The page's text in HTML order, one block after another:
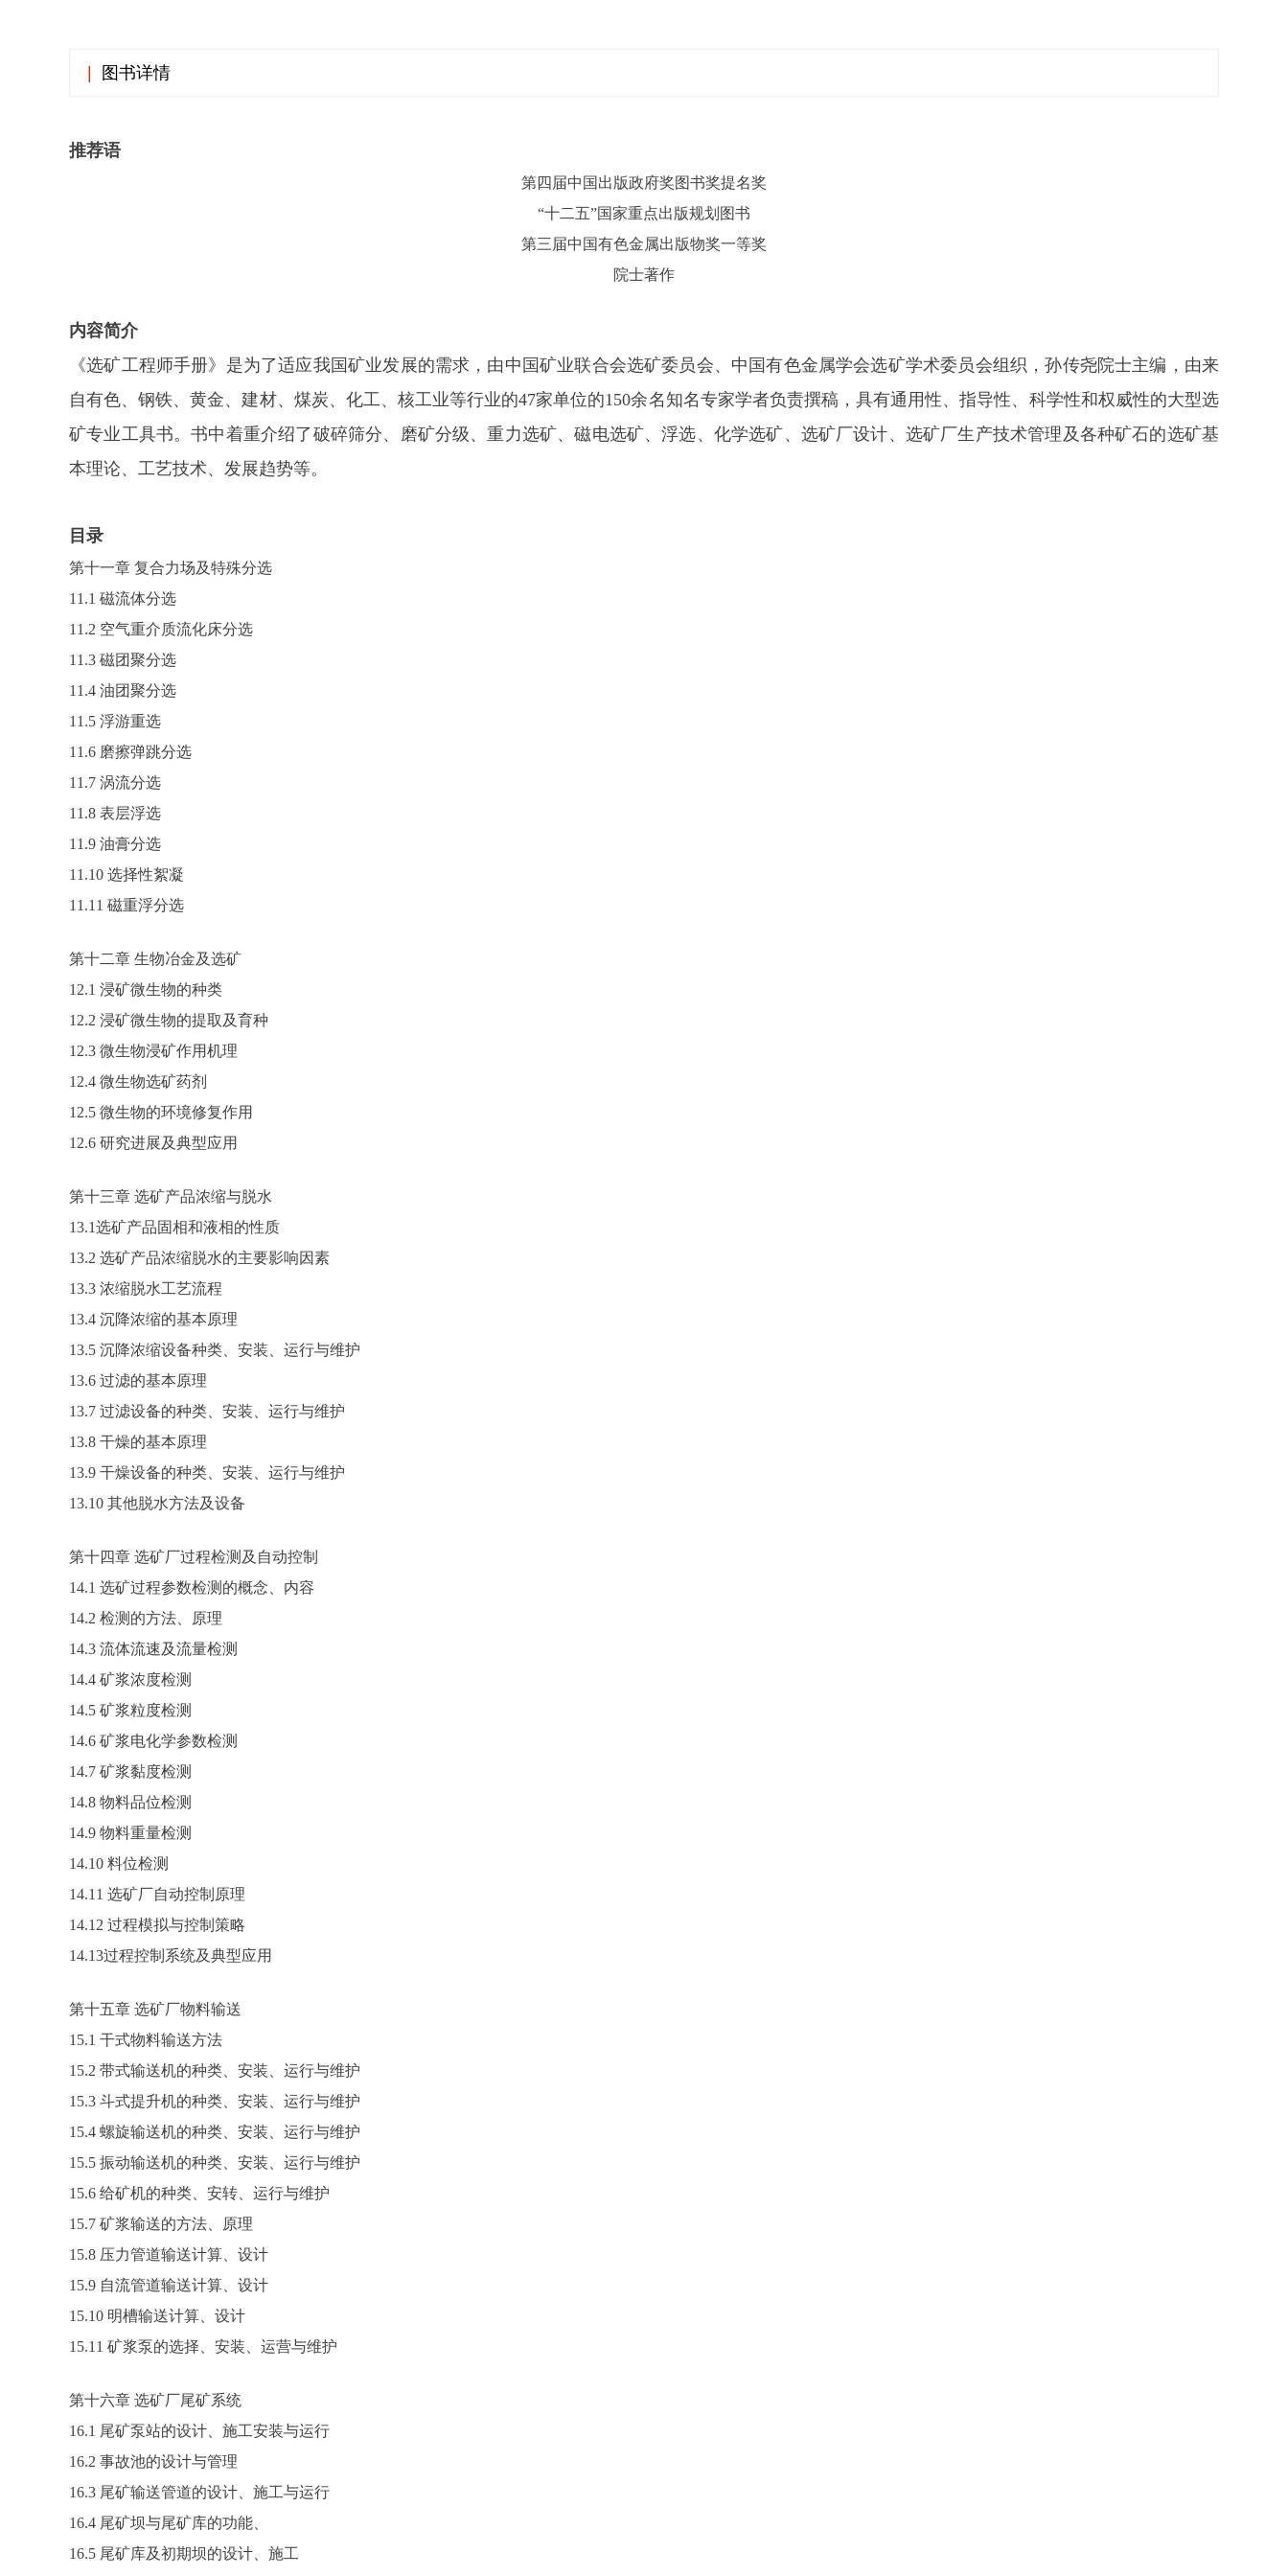
推荐语
第四届中国出版政府奖图书奖提名奖
“十二五”国家重点出版规划图书
第三届中国有色金属出版物奖一等奖
院士著作
内容简介
《选矿工程师手册》是为了适应我国矿业发展的需求，由中国矿业联合会选矿委员会、中国有色金属学会选矿学术委员会组织，孙传尧院士主编，由来
自有色、钢铁、黄金、建材、煤炭、化工、核工业等行业的47家单位的150余名知名专家学者负责撰稿，具有通用性、指导性、科学性和权威性的大型选
矿专业工具书。书中着重介绍了破碎筛分、磨矿分级、重力选矿、磁电选矿、浮选、化学选矿、选矿厂设计、选矿厂生产技术管理及各种矿石的选矿基
本理论、工艺技术、发展趋势等。
目录
第十一章 复合力场及特殊分选
11.1 磁流体分选
11.2 空气重介质流化床分选
11.3 磁团聚分选
11.4 油团聚分选
11.5 浮游重选
11.6 磨擦弹跳分选
11.7 涡流分选
11.8 表层浮选
11.9 油膏分选
11.10 选择性絮凝
11.11 磁重浮分选
第十二章 生物冶金及选矿
12.1 浸矿微生物的种类
12.2 浸矿微生物的提取及育种
12.3 微生物浸矿作用机理
12.4 微生物选矿药剂
12.5 微生物的环境修复作用
12.6 研究进展及典型应用
第十三章 选矿产品浓缩与脱水
13.1选矿产品固相和液相的性质
13.2 选矿产品浓缩脱水的主要影响因素
13.3 浓缩脱水工艺流程
13.4 沉降浓缩的基本原理
13.5 沉降浓缩设备种类、安装、运行与维护
13.6 过滤的基本原理
13.7 过滤设备的种类、安装、运行与维护
13.8 干燥的基本原理
13.9 干燥设备的种类、安装、运行与维护
13.10 其他脱水方法及设备
第十四章 选矿厂过程检测及自动控制
14.1 选矿过程参数检测的概念、内容
14.2 检测的方法、原理
14.3 流体流速及流量检测
14.4 矿浆浓度检测
14.5 矿浆粒度检测
14.6 矿浆电化学参数检测
14.7 矿浆黏度检测
14.8 物料品位检测
14.9 物料重量检测
14.10 料位检测
14.11 选矿厂自动控制原理
14.12 过程模拟与控制策略
14.13过程控制系统及典型应用
第十五章 选矿厂物料输送
15.1 干式物料输送方法
15.2 带式输送机的种类、安装、运行与维护
15.3 斗式提升机的种类、安装、运行与维护
15.4 螺旋输送机的种类、安装、运行与维护
15.5 振动输送机的种类、安装、运行与维护
15.6 给矿机的种类、安转、运行与维护
15.7 矿浆输送的方法、原理
15.8 压力管道输送计算、设计
15.9 自流管道输送计算、设计
15.10 明槽输送计算、设计
15.11 矿浆泵的选择、安装、运营与维护
第十六章 选矿厂尾矿系统
16.1 尾矿泵站的设计、施工安装与运行
16.2 事故池的设计与管理
16.3 尾矿输送管道的设计、施工与运行
16.4 尾矿坝与尾矿库的功能、
16.5 尾矿库及初期坝的设计、施工
图书详情